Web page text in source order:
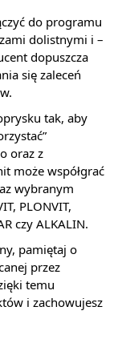
do programu
dolistnymi i –
dopuszcza
się zaleceń
tak, aby
oraz z
może współgrać
wybranym
PLONVIT,
czy ALKALIN.
pamiętaj o
przez
temu
i zachowujesz